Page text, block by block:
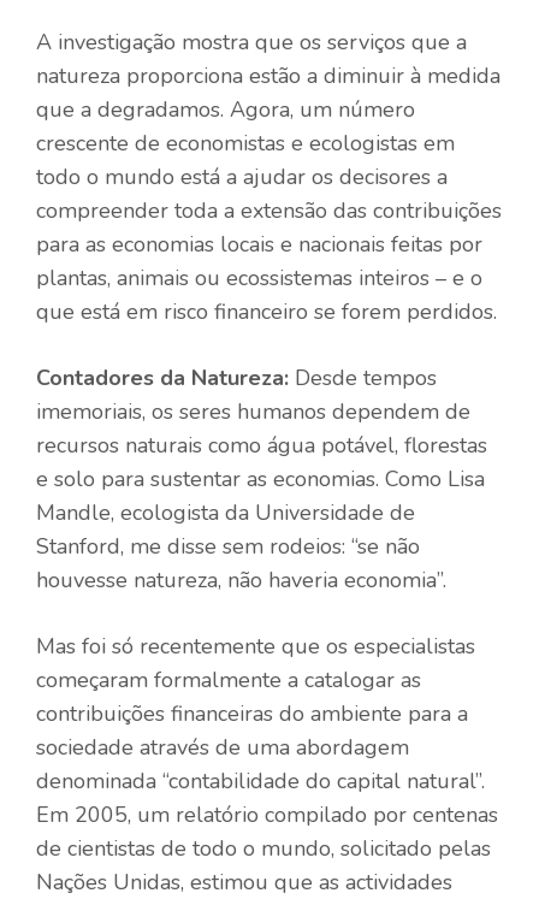
A investigação mostra que os serviços que a
natureza proporciona estão a diminuir à medida
que a degradamos. Agora, um número
crescente de economistas e ecologistas em
todo o mundo está a ajudar os decisores a
compreender toda a extensão das contribuições
para as economias locais e nacionais feitas por
plantas, animais ou ecossistemas inteiros – e o
que está em risco financeiro se forem perdidos.
Contadores da Natureza: Desde tempos
imemoriais, os seres humanos dependem de
recursos naturais como água potável, florestas
e solo para sustentar as economias. Como Lisa
Mandle, ecologista da Universidade de
Stanford, me disse sem rodeios: “se não
houvesse natureza, não haveria economia”.
Mas foi só recentemente que os especialistas
começaram formalmente a catalogar as
contribuições financeiras do ambiente para a
sociedade através de uma abordagem
denominada “contabilidade do capital natural”.
Em 2005, um relatório compilado por centenas
de cientistas de todo o mundo, solicitado pelas
Nações Unidas, estimou que as actividades